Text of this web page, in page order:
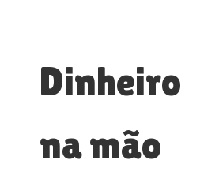
Dinheiro
na mão